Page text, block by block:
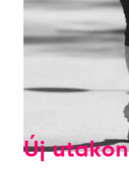
Új utakon